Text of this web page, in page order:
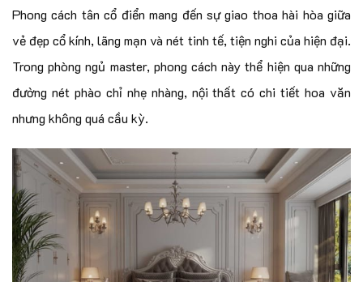
Phong cách tân cổ điển mang đến sự giao thoa hài hòa giữa
vẻ đẹp cổ kính, lãng mạn và nét tinh tế, tiện nghi của hiện đại.
Trong phòng ngủ master, phong cách này thể hiện qua những
đường nét phào chỉ nhẹ nhàng, nội thất có chi tiết hoa văn
nhưng không quá cầu kỳ.